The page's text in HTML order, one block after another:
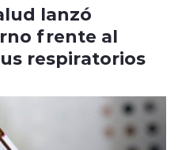
lanzó
frente al
respiratorios